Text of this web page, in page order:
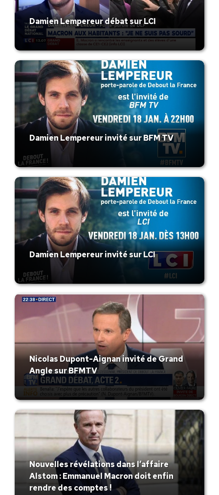
Damien Lempereur débat sur LCI
Damien Lempereur invité sur BFM TV
Damien Lempereur invité sur LCI
Nicolas Dupont-Aignan invité de Grand
Angle sur BFMTV
Nouvelles révélations dans l’affaire
Alstom : Emmanuel Macron doit enfin
rendre des comptes !